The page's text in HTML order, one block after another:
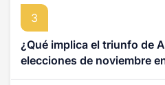
3
¿Qué implica el triunfo de
elecciones de noviembre